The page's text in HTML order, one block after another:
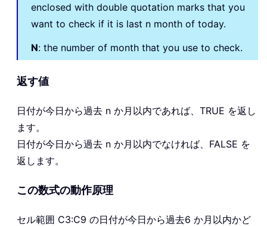
enclosed with double quotation marks that you
want to check if it is last n month of today.
N: the number of month that you use to check.
返す値
日付が今日から過去 n か月以内であれば、TRUE を返し
ます。
日付が今日から過去 n か月以内でなければ、FALSE を
返します。
この数式の動作原理
セル範囲 C3:C9 の日付が今日から過去6 か月以内かど